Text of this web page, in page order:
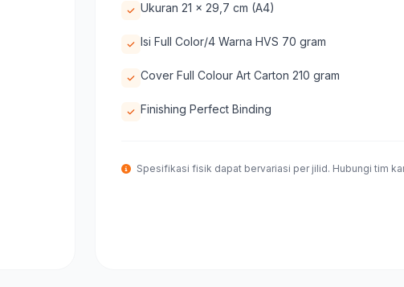
Ukuran 21 x 29,7 cm (A4)
Isi Full Color/4 Warna HVS 70 gram
Cover Full Colour Art Carton 210 gram
Finishing Perfect Binding
Spesifikasi fisik dapat bervariasi per jilid. Hubungi tim